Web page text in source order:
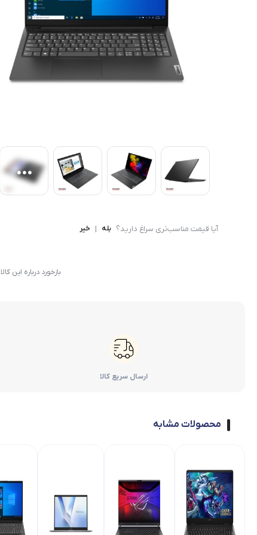
Ryzen 3
Ryzen 5
کنسول بازی
آیا قیمت مناسب‌تری سراغ دارید؟ بله | خیر
بازخورد درباره این کالا
ارسال سریع کالا
محصولات مشابه